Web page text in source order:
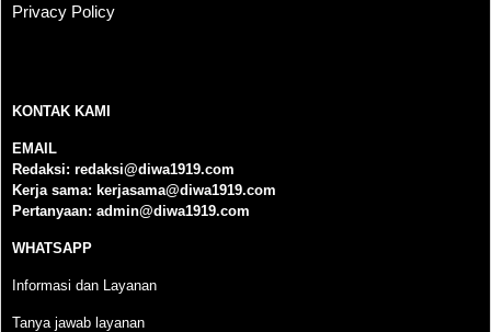
Privacy Policy
KONTAK KAMI
EMAIL
Redaksi: redaksi@diwa1919.com
Kerja sama: kerjasama@diwa1919.com
Pertanyaan: admin@diwa1919.com
WHATSAPP
Informasi dan Layanan
Tanya jawab layanan